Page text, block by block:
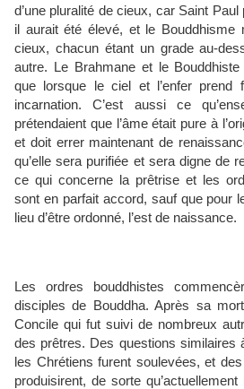
d’une pluralité de cieux, car Saint Paul
il aurait été élevé, et le Bouddhisme
cieux, chacun étant un grade au-
autre. Le Brahmane et le
que lorsque le ciel et l’enfer prend
incarnation. C’est aussi ce
prétendaient que l’âme était pure à
et doit errer maintenant de
qu’elle sera purifiée et sera digne de
ce qui concerne la prêtrise et les
sont en parfait accord, sauf que pour
lieu d’être ordonné, l’est de naissance.
Les ordres bouddhistes
disciples de Bouddha. Après sa
Concile qui fut suivi de nombreux
des prêtres. Des questions similaires
les Chrétiens furent soulevées, et
produisirent, de sorte